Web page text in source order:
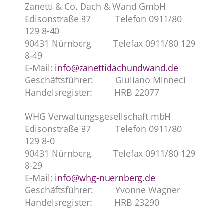
Zanetti & Co. Dach & Wand GmbH
Edisonstraße 87 Telefon 0911/80
129 8-40
90431 Nürnberg Telefax 0911/80 129
8-49
E-Mail: info@zanettidachundwand.de
Geschäftsführer: Giuliano Minneci
Handelsregister: HRB 22077
WHG Verwaltungsgesellschaft mbH
Edisonstraße 87 Telefon 0911/80
129 8-0
90431 Nürnberg Telefax 0911/80 129
8-29
E-Mail: info@whg-nuernberg.de
Geschäftsführer: Yvonne Wagner
Handelsregister: HRB 23290